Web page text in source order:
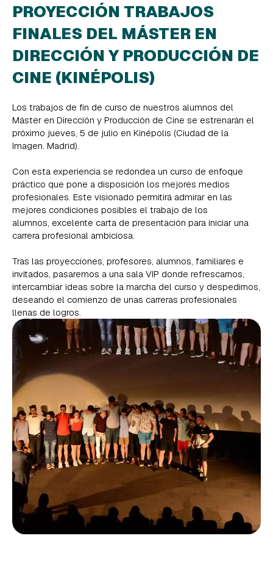
PROYECCIÓN TRABAJOS
FINALES DEL MÁSTER EN
DIRECCIÓN Y PRODUCCIÓN DE
CINE (KINÉPOLIS)
Los trabajos de fin de curso de nuestros alumnos del
Máster en Dirección y Producción de Cine se estrenarán el
próximo jueves, 5 de julio en Kinépolis (Ciudad de la
Imagen. Madrid).
Con esta experiencia se redondea un curso de enfoque
práctico que pone a disposición los mejores medios
profesionales. Este visionado permitirá admirar en las
mejores condiciones posibles el trabajo de los
alumnos, excelente carta de presentación para iniciar una
carrera profesional ambiciosa.
Tras las proyecciones, profesores, alumnos, familiares e
invitados, pasaremos a una sala VIP donde refrescarnos,
intercambiar ideas sobre la marcha del curso y despedirnos,
deseando el comienzo de unas carreras profesionales
llenas de logros.